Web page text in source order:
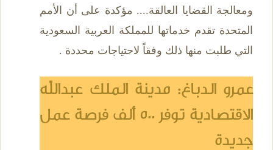
ومعالجة القضايا العالقة.... مؤكدة على أن الأمم
المتحدة تقدم خدماتها للمملكة العربية السعودية
التي طلبت منها ذلك وفقاً لاحتياجات محددة .
عمرو الدباغ: مدينة الملك عبدالله
الاقتصادية توفر 500 ألف فرصة عمل
جديدة